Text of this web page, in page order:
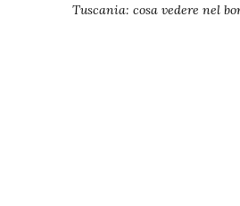
Tuscania: cosa vedere nel